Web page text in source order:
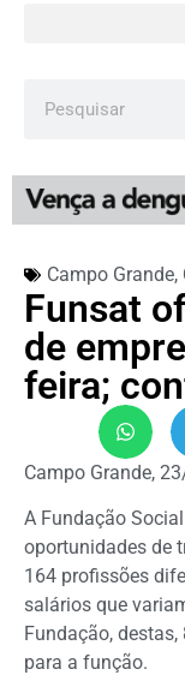
Campo Grande,
Funsat
de
feira;
Campo Grande,
A Fundação
oportunidades de
164 profissões
salários que
Fundação,
para a função.